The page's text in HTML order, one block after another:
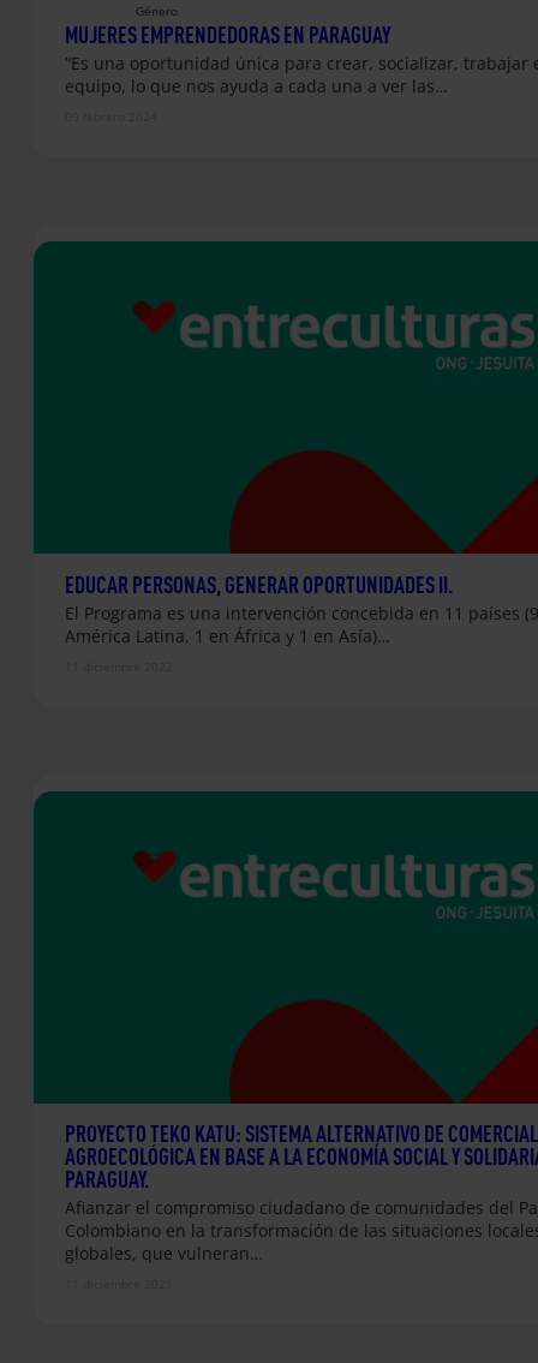
Género
MUJERES EMPRENDEDORAS EN PARAGUAY
“Es una oportunidad única para crear, socializar, trabajar
equipo, lo que nos ayuda a cada una a ver las…
EDUCAR PERSONAS, GENERAR OPORTUNIDADES II.
El Programa es una intervención concebida en 11 países
América Latina, 1 en África y 1 en Asía)…
PROYECTO TEKO KATU: SISTEMA ALTERNATIVO DE
AGROECOLÓGICA EN BASE A LA ECONOMÍA SOCIAL Y
PARAGUAY.
Afianzar el compromiso ciudadano de comunidades del
Colombiano en la transformación de las situaciones
globales, que vulneran…